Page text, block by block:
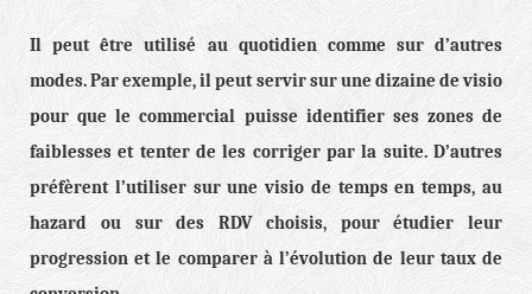
Il peut être utilisé au quotidien comme sur d’autres
modes. Par exemple, il peut servir sur une dizaine de visio
pour que le commercial puisse identifier ses zones de
faiblesses et tenter de les corriger par la suite. D’autres
préfèrent l’utiliser sur une visio de temps en temps, au
hazard ou sur des RDV choisis, pour étudier leur
progression et le comparer à l’évolution de leur taux de